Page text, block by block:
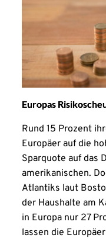
Europas
Rund 15 Prozent
Europäer auf die
Sparquote auf das
amerikanischen.
Atlantiks laut
der Haushalte am
in Europa nur 27
lassen die